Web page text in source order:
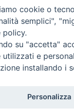
diritti riservati -
cookie o
semplici",
policy.
su "accetta"
utilizzati e
installando i
Personalizza